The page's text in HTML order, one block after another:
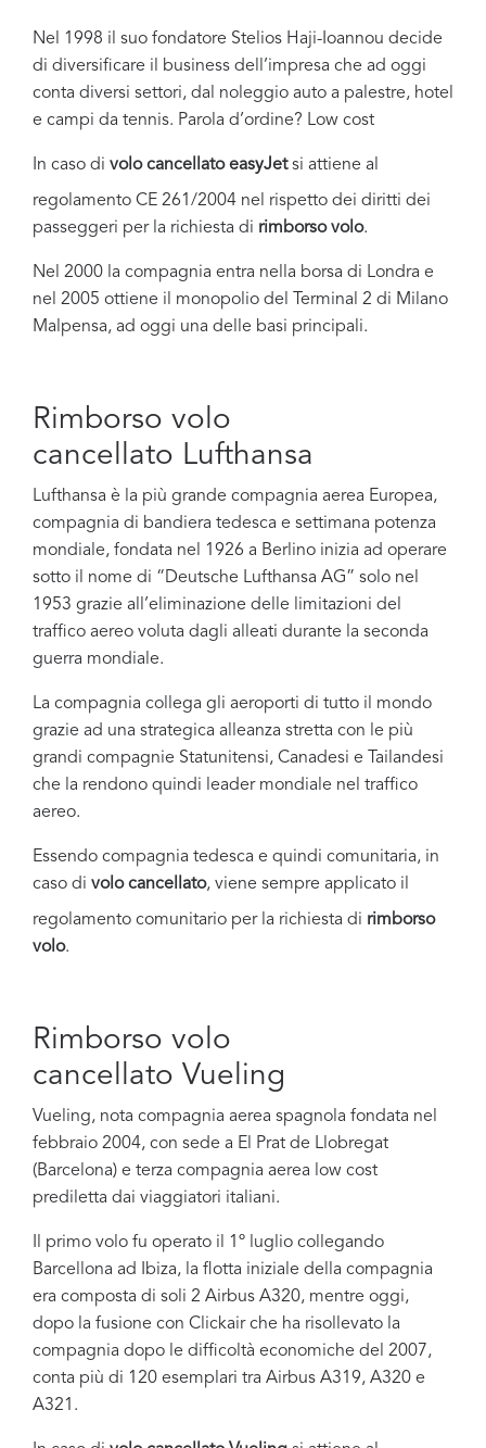
Nel 1998 il suo fondatore Stelios Haji-Ioannou decide
di diversificare il business dell’impresa che ad oggi
conta diversi settori, dal noleggio auto a palestre, hotel
e campi da tennis. Parola d’ordine? Low cost
In caso di volocancellatoeasyJetsi attiene al
regolamento CE 261/2004 nel rispetto dei diritti dei
passeggeri per la richiesta di rimborso volo.
Nel 2000 la compagnia entra nella borsa di Londra e
nel 2005 ottiene il monopolio del Terminal 2 di Milano
Malpensa, ad oggi una delle basi principali.
Rimborso volo
cancellato Lufthansa
Lufthansa è la più grande compagnia aerea Europea,
compagnia di bandiera tedesca e settimana potenza
mondiale, fondata nel 1926 a Berlino inizia ad operare
sotto il nome di “Deutsche Lufthansa AG” solo nel
1953 grazie all’eliminazione delle limitazioni del
traffico aereo voluta dagli alleati durante la seconda
guerra mondiale.
La compagnia collega gli aeroporti di tutto il mondo
grazie ad una strategica alleanza stretta con le più
grandi compagnie Statunitensi, Canadesi e Tailandesi
che la rendono quindi leader mondiale nel traffico
aereo.
Essendo compagnia tedesca e quindi comunitaria, in
caso di volocancellato, viene sempre applicato il
regolamento comunitario per la richiesta di rimborso
volo.
Rimborso volo
cancellato Vueling
Vueling, nota compagnia aerea spagnola fondata nel
febbraio 2004, con sede a El Prat de Llobregat
(Barcelona) e terza compagnia aerea low cost
prediletta dai viaggiatori italiani.
Il primo volo fu operato il 1º luglio collegando
Barcellona ad Ibiza, la flotta iniziale della compagnia
era composta di soli 2 Airbus A320, mentre oggi,
dopo la fusione con Clickair che ha risollevato la
compagnia dopo le difficoltà economiche del 2007,
conta più di 120 esemplari tra Airbus A319, A320 e
A321.